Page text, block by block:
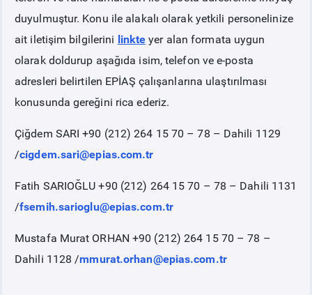
DUYURULAR
BT HİZMET YÖNETİM SİSTEMİ POLİTİKAMIZ
duyulmuştur. Konu ile alakalı olarak yetkili personelinize
ait iletişim bilgilerini linkte yer alan formata uygun
olarak doldurup aşağıda isim, telefon ve e-posta
adresleri belirtilen EPİAŞ çalışanlarına ulaştırılması
konusunda gereğini rica ederiz.
Çiğdem SARI +90 (212) 264 15 70 – 78 – Dahili 1129
/cigdem.sari@epias.com.tr
Fatih SARIOĞLU +90 (212) 264 15 70 – 78 – Dahili 1131
/fsemih.sarioglu@epias.com.tr
Mustafa Murat ORHAN +90 (212) 264 15 70 – 78 –
Dahili 1128 /mmurat.orhan@epias.com.tr